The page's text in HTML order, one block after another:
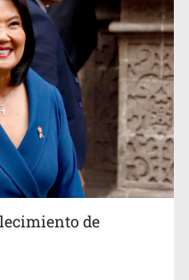
de olor a gas en tres
de